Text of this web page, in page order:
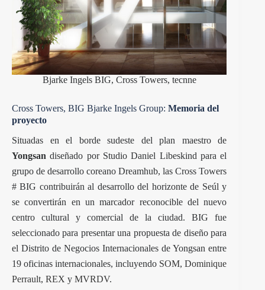
Bjarke Ingels BIG, Cross Towers, tecnne
Cross Towers, BIG Bjarke Ingels Group: Memoria del
proyecto
Situadas en el borde sudeste del plan maestro de
Yongsan diseñado por Studio Daniel Libeskind para el
grupo de desarrollo coreano Dreamhub, las Cross Towers
# BIG contribuirán al desarrollo del horizonte de Seúl y
se convertirán en un marcador reconocible del nuevo
centro cultural y comercial de la ciudad. BIG fue
seleccionado para presentar una propuesta de diseño para
el Distrito de Negocios Internacionales de Yongsan entre
19 oficinas internacionales, incluyendo SOM,Dominique
Perrault, REX y MVRDV.